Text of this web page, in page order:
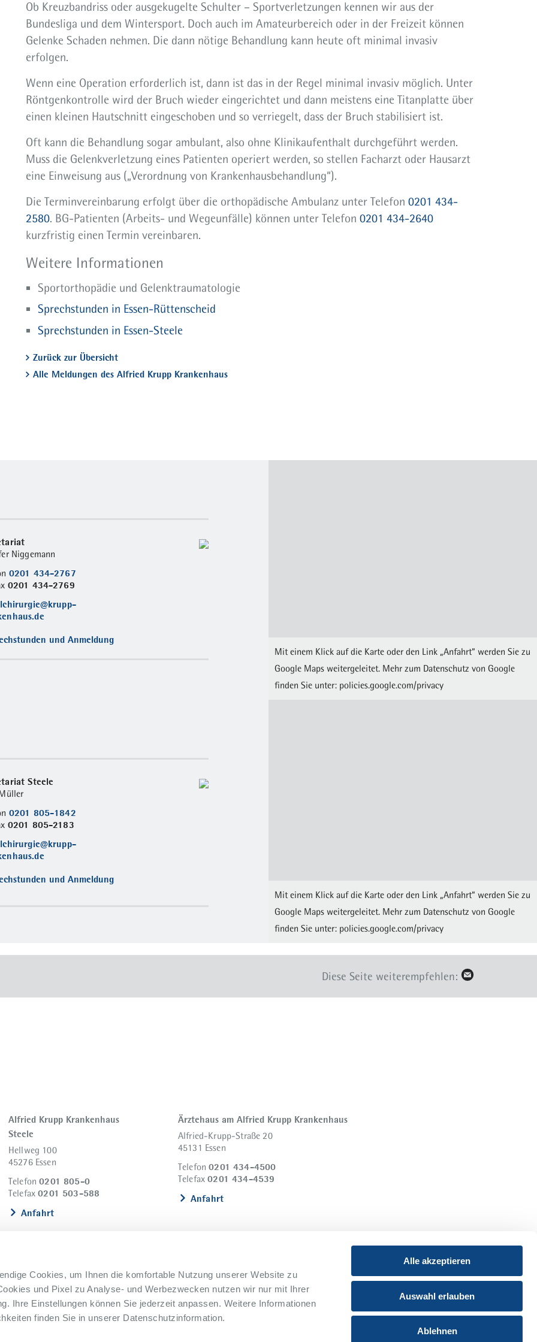
Cookies, um Ihnen die komfortable Nutzung unserer Website zu
und Pixel zu Analyse- und Werbezwecken nutzen wir nur mit Ihrer
Ihre Einstellungen können Sie jederzeit anpassen. Weitere Informationen
finden Sie in unserer Datenschutzinformation.
Alle akzeptieren
Auswahl erlauben
Ablehnen
Ob Kreuzbandriss oder ausgekugelte Schulter – Sportverletzungen kennen wir aus der
Bundesliga und dem Wintersport. Doch auch im Amateurbereich oder in der Freizeit können
Gelenke Schaden nehmen. Die dann nötige Behandlung kann heute oft minimal invasiv
erfolgen.
Wenn eine Operation erforderlich ist, dann ist das in der Regel minimal invasiv möglich. Unter
Röntgenkontrolle wird der Bruch wieder eingerichtet und dann meistens eine Titanplatte über
einen kleinen Hautschnitt eingeschoben und so verriegelt, dass der Bruch stabilisiert ist.
Oft kann die Behandlung sogar ambulant, also ohne Klinikaufenthalt durchgeführt werden.
Muss die Gelenkverletzung eines Patienten operiert werden, so stellen Facharzt oder Hausarzt
eine Einweisung aus („Verordnung von Krankenhausbehandlung“).
Die Terminvereinbarung erfolgt über die orthopädische Ambulanz unter Telefon 0201 434-
2580. BG-Patienten (Arbeits- und Wegeunfälle) können unter Telefon 0201 434-2640
kurzfristig einen Termin vereinbaren.
Weitere Informationen
Sportorthopädie und Gelenktraumatologie
Sprechstunden in Essen-Rüttenscheid
Sprechstunden in Essen-Steele
Zurück zur Übersicht
Alle Meldungen des Alfried Krupp Krankenhaus
Niggemann
0201 434-2767
0201 434-2769
und Anmeldung
Mit einem Klick auf die Karte oder den Link „Anfahrt“ werden Sie zu
Google Maps weitergeleitet. Mehr zum Datenschutz von Google
finden Sie unter: policies.google.com/privacy
Steele
0201 805-1842
0201 805-2183
und Anmeldung
Mit einem Klick auf die Karte oder den Link „Anfahrt“ werden Sie zu
Google Maps weitergeleitet. Mehr zum Datenschutz von Google
finden Sie unter: policies.google.com/privacy
Diese Seite weiterempfehlen:
Alfried Krupp Krankenhaus
Steele
Hellweg 100
45276 Essen
Telefon0201 805-0
Telefax0201 503-588
Anfahrt
Ärztehaus am Alfried Krupp Krankenhaus
Alfried-Krupp-Straße 20
45131 Essen
Telefon0201 434-4500
Telefax0201 434-4539
Anfahrt
Instagram
Youtube
Xing